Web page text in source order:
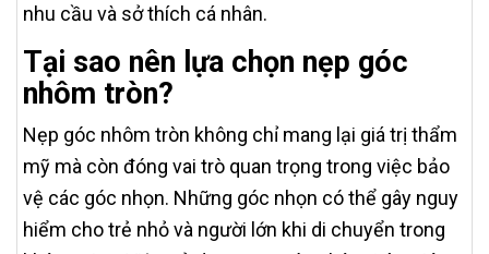
nhu cầu và sở thích cá nhân.
Tại sao nên lựa chọn nẹp góc
nhôm tròn?
Nẹp góc nhôm tròn không chỉ mang lại giá trị thẩm
mỹ mà còn đóng vai trò quan trọng trong việc bảo
vệ các góc nhọn. Những góc nhọn có thể gây nguy
hiểm cho trẻ nhỏ và người lớn khi di chuyển trong